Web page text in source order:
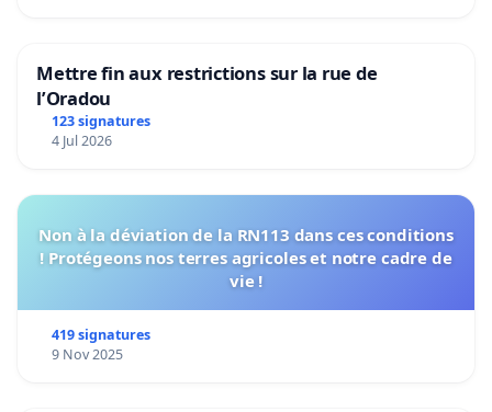
Mettre fin aux restrictions sur la rue de
l’Oradou
123 signatures
4 Jul 2026
Non à la déviation de la RN113 dans ces conditions
! Protégeons nos terres agricoles et notre cadre de
vie !
419 signatures
9 Nov 2025